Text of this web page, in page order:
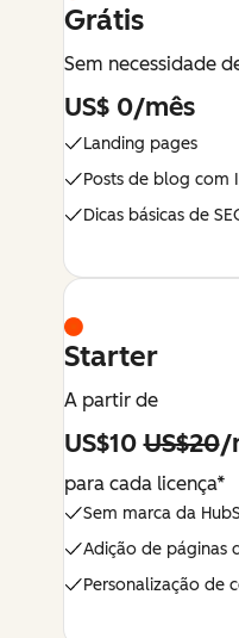
Grátis
Sem necessidade
US$ 0/mês
Landing pages
Posts de blog com
Dicas básicas de
Starter
A partir de
US$10US$20/
para cada licença*
Sem marca da
Adição de páginas
Personalização de